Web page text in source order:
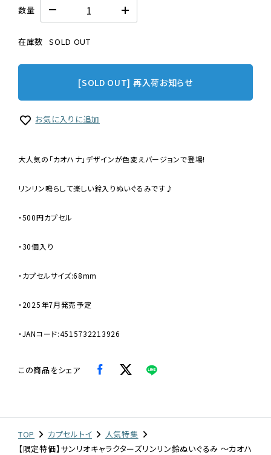
数量
在庫数 SOLD OUT
[SOLD OUT] 再入荷お知らせ
お気に入りに追加
大人気の「カオハナ」デザインが色変えバージョンで登場!
リンリン鳴らして楽しい鈴入りぬいぐるみです♪
・500円カプセル
・30個入り
・カプセルサイズ:68mm
・2025年7月発売予定
・JANコード:4515732213926
この商品をシェア
TOP カプセルトイ
人気特集
【限定特価】サンリオキャラクターズリンリン鈴ぬいぐるみ 〜カオハ